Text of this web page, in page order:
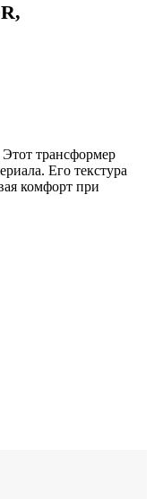
трансформер
Его текстура
комфорт при